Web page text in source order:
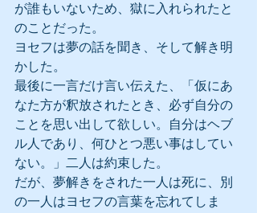
が誰もいないため、獄に入れられたと
のことだった。
ヨセフは夢の話を聞き、そして解き明
かした。
最後に一言だけ言い伝えた、「仮にあ
なた方が釈放されたとき、必ず自分の
ことを思い出して欲しい。自分はヘブ
ル人であり、何ひとつ悪い事はしてい
ない。」二人は約束した。
だが、夢解きをされた一人は死に、別
の一人はヨセフの言葉を忘れてしま